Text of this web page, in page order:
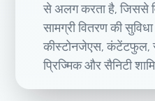
से अलग करता है, जिससे
सामग्री वितरण की
कीस्टोनजेएस, कंटेंटफुल,
प्रिज्मिक और सैनिटी